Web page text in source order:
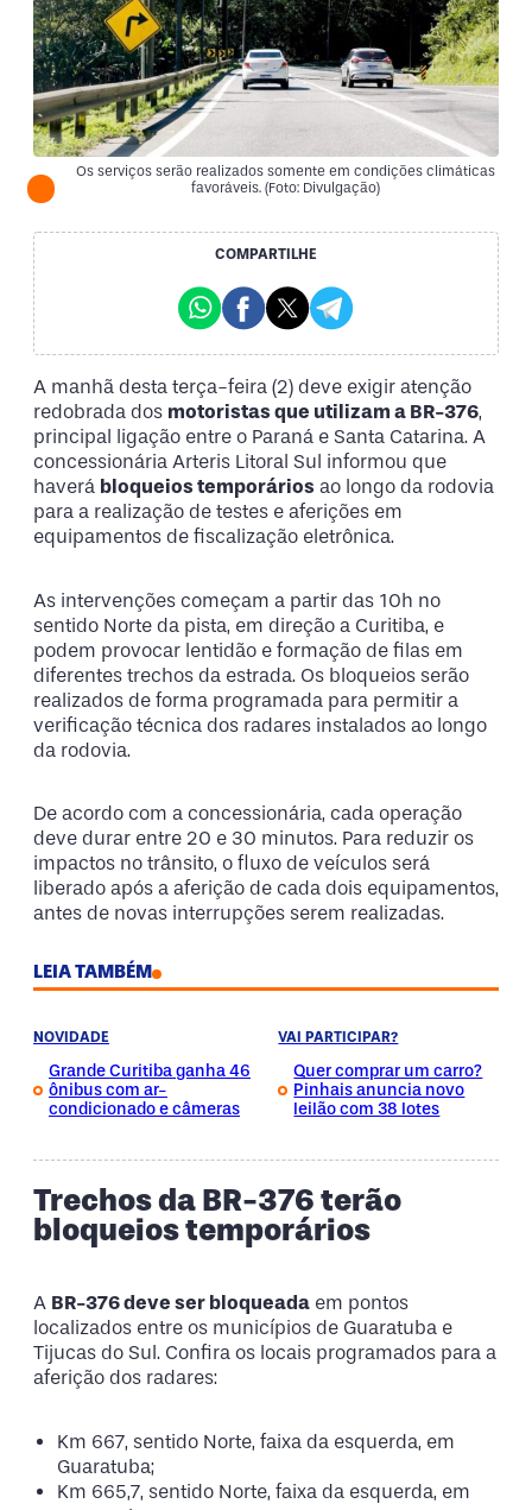
Os serviços serão realizados somente em condições climáticas
favoráveis. (Foto: Divulgação)
COMPARTILHE
A manhã desta terça-feira (2) deve exigir atenção
redobrada dos motoristas que utilizam a BR-376,
principal ligação entre o Paraná e Santa Catarina. A
concessionária Arteris Litoral Sul informou que
haverá bloqueios temporários ao longo da rodovia
para a realização de testes e aferições em
equipamentos de fiscalização eletrônica.
As intervenções começam a partir das 10h no
sentido Norte da pista, em direção a Curitiba, e
podem provocar lentidão e formação de filas em
diferentes trechos da estrada. Os bloqueios serão
realizados de forma programada para permitir a
verificação técnica dos radares instalados ao longo
da rodovia.
De acordo com a concessionária, cada operação
deve durar entre 20 e 30 minutos. Para reduzir os
impactos no trânsito, o fluxo de veículos será
liberado após a aferição de cada dois equipamentos,
antes de novas interrupções serem realizadas.
LEIA TAMBÉM
NOVIDADE
Grande Curitiba ganha 46
ônibus com ar-
condicionado e câmeras
VAI PARTICIPAR?
Quer comprar um carro?
Pinhais anuncia novo
leilão com 38 lotes
Trechos da BR-376 terão
bloqueios temporários
A BR-376 deve ser bloqueada em pontos
localizados entre os municípios de Guaratuba e
Tijucas do Sul. Confira os locais programados para a
aferição dos radares:
Km 667, sentido Norte, faixa da esquerda, em
Guaratuba;
Km 665,7, sentido Norte, faixa da esquerda, em